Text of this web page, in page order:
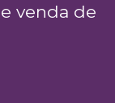
venda de